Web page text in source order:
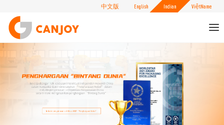
中文版 English Indian ViệtName